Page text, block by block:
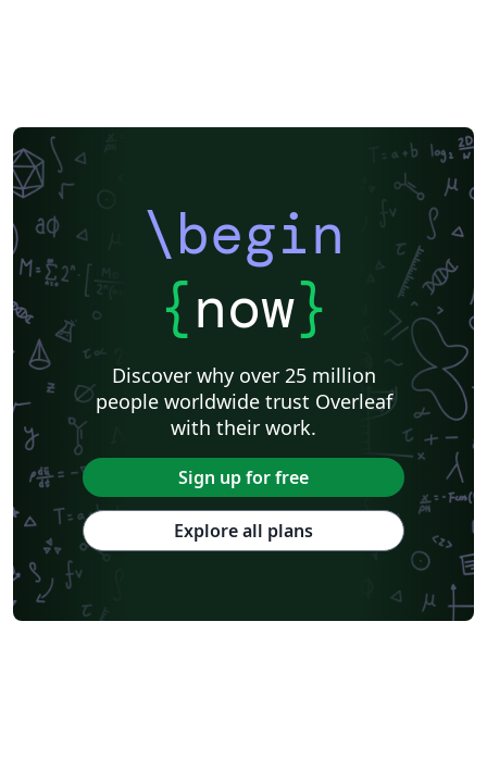
\begin
{now}
Discover why over 25 million
people worldwide trust Overleaf
with their work.
Sign up for free
Explore all plans